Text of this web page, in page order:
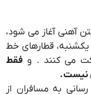
آهنی آغاز می شود،
آگوست، شنبه و یکشنبه، قطارهای خط
می کنند . و فقط
نیست.
به مسافران از